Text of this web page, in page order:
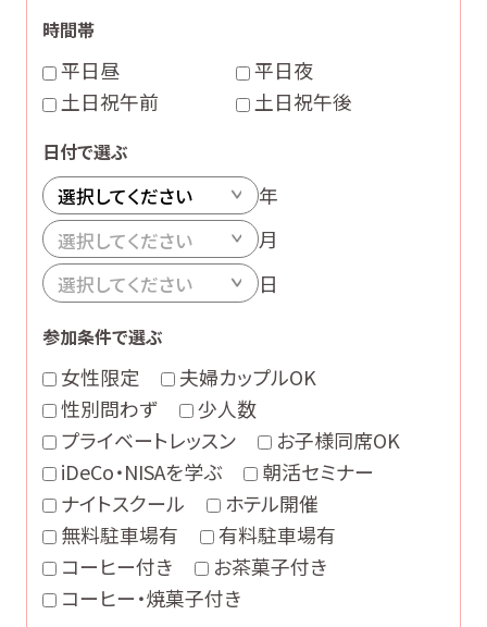
時間帯
平日昼
平日夜
土日祝午前
土日祝午後
日付で選ぶ
年
月
日
参加条件で選ぶ
女性限定
夫婦カップルOK
性別問わず
少人数
プライベートレッスン
お子様同席OK
iDeCo・NISAを学ぶ
朝活セミナー
ナイトスクール
ホテル開催
無料駐車場有
有料駐車場有
コーヒー付き
お茶菓子付き
コーヒー・焼菓子付き